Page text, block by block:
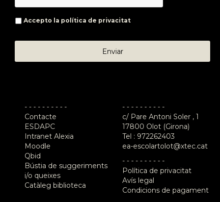
Accepto la política de privacitat
- - - - - - - - - -
Contacte
ESDAPC
Intranet Alexia
Moodle
Qbid
Bústia de suggeriments
i/o queixes
Catàleg biblioteca
- - - - - - - - - -
c/ Pare Antoni Soler , 1
17800 Olot (Girona)
Tel : 972262403
ea-escolartolot@xtec.cat
- - - - - - - - - -
Política de privacitat
Avís legal
Condicions de pagament